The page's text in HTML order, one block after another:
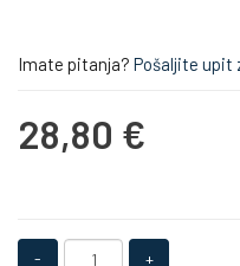
Imate pitanja? Pošaljite upit
28,80 €